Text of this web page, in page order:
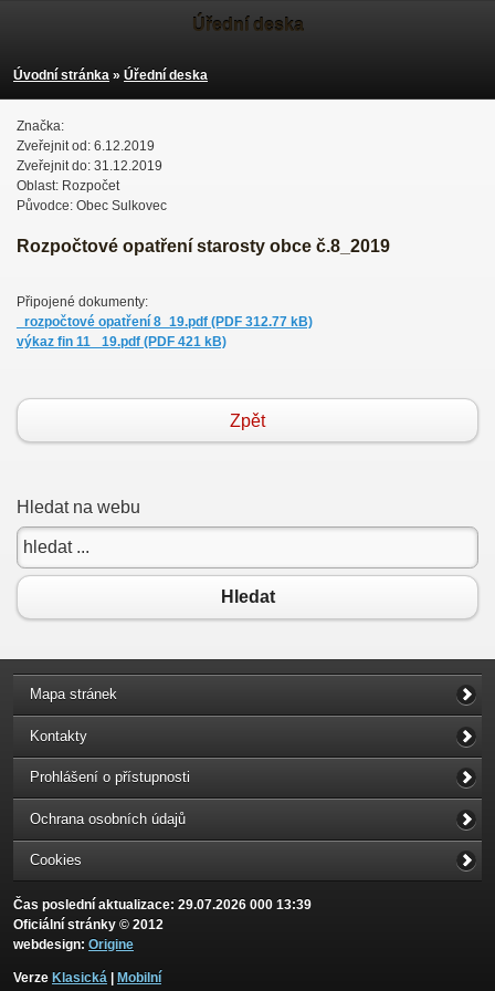
Úřední deska
Úvodní stránka » Úřední deska
Značka:
Zveřejnit od: 6.12.2019
Zveřejnit do: 31.12.2019
Oblast: Rozpočet
Původce: Obec Sulkovec
Rozpočtové opatření starosty obce č.8_2019
Připojené dokumenty:
_rozpočtové opatření 8_19.pdf (PDF 312.77 kB)
výkaz fin 11 _19.pdf (PDF 421 kB)
Zpět
Hledat na webu
Hledat
Mapa stránek
Kontakty
Prohlášení o přístupnosti
Ochrana osobních údajů
Cookies
Čas poslední aktualizace: 29.07.2026 000 13:39
Oficiální stránky © 2012
webdesign: Origine
Verze Klasická Mobilní